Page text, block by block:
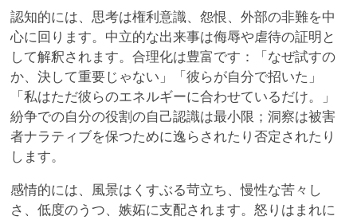
認知的には、思考は権利意識、怨恨、外部の非難を中
心に回ります。中立的な出来事は侮辱や虐待の証明と
して解釈されます。合理化は豊富です：「なぜ試すの
か、決して重要じゃない」「彼らが自分で招いた」
「私はただ彼らのエネルギーに合わせているだけ。」
紛争での自分の役割の自己認識は最小限；洞察は被害
者ナラティブを保つために逸らされたり否定されたり
します。
感情的には、風景はくすぶる苛立ち、慢性な苦々し
さ、低度のうつ、嫉妬に支配されます。怒りはまれに